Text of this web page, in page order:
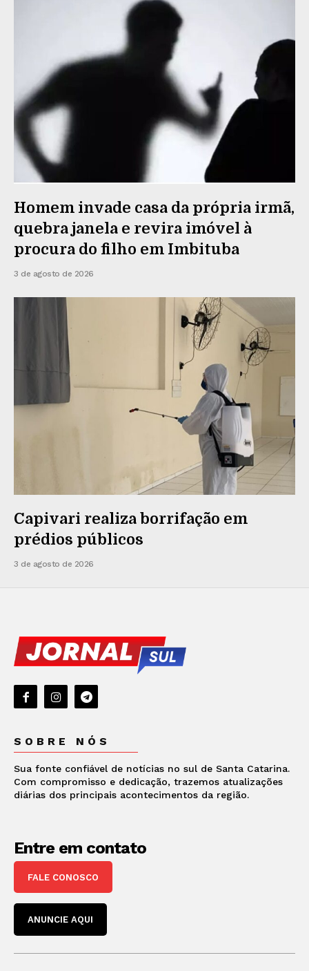
Homem invade casa da própria irmã,
quebra janela e revira imóvel à
procura do filho em Imbituba
3 de agosto de 2026
Capivari realiza borrifação em
prédios públicos
3 de agosto de 2026
SOBRE NÓS
Sua fonte confiável de notícias no sul de Santa Catarina.
Com compromisso e dedicação, trazemos atualizações
diárias dos principais acontecimentos da região.
Entre em contato
FALE CONOSCO
ANUNCIE AQUI